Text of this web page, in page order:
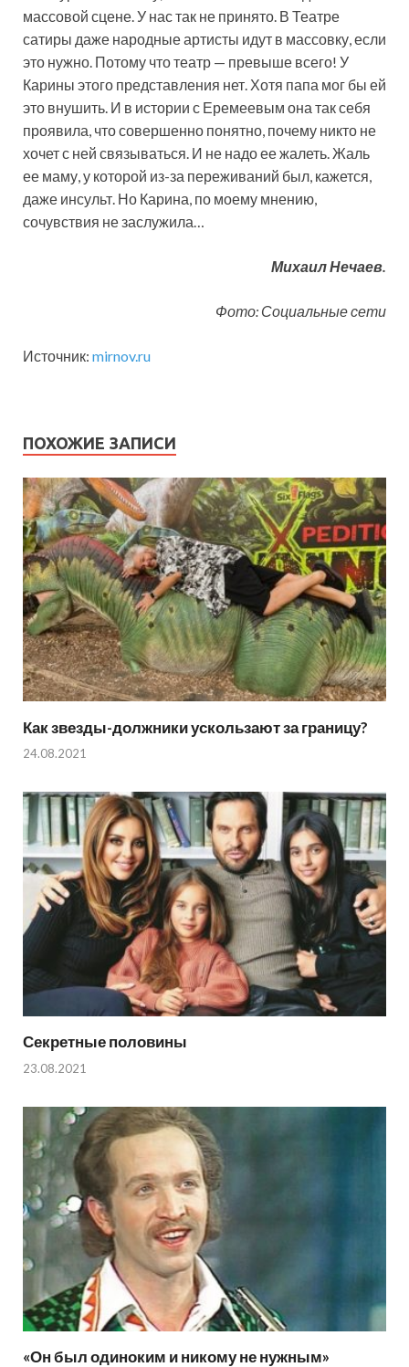
массовой сцене. У нас так не принято. В Театре
сатиры даже народные артисты идут в массовку, если
это нужно. Потому что театр — превыше всего! У
Карины этого представления нет. Хотя папа мог бы ей
это внушить. И в истории с Еремеевым она так себя
проявила, что совершенно понятно, почему никто не
хочет с ней связываться. И не надо ее жалеть. Жаль
ее маму, у которой из-за переживаний был, кажется,
даже инсульт. Но Карина, по моему мнению,
сочувствия не заслужила…
Михаил Нечаев.
Фото: Социальные сети
Источник: mirnov.ru
ПОХОЖИЕ ЗАПИСИ
Как звезды-должники ускользают за границу?
24.08.2021
Секретные половины
23.08.2021
«Он был одиноким и никому не нужным»